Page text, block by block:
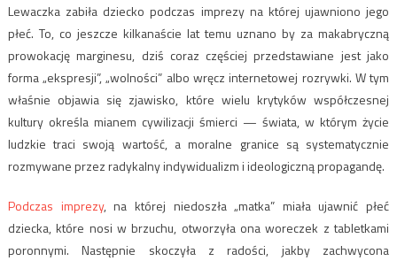
Lewaczka zabiła dziecko podczas imprezy na której ujawniono jego
płeć. To, co jeszcze kilkanaście lat temu uznano by za makabryczną
prowokację marginesu, dziś coraz częściej przedstawiane jest jako
forma „ekspresji”, „wolności” albo wręcz internetowej rozrywki. W tym
właśnie objawia się zjawisko, które wielu krytyków współczesnej
kultury określa mianem cywilizacji śmierci — świata, w którym życie
ludzkie traci swoją wartość, a moralne granice są systematycznie
rozmywane przez radykalny indywidualizm i ideologiczną propagandę.
Podczas imprezy, na której niedoszła „matka” miała ujawnić płeć
dziecka, które nosi w brzuchu, otworzyła ona woreczek z tabletkami
poronnymi. Następnie skoczyła z radości, jakby zachwycona